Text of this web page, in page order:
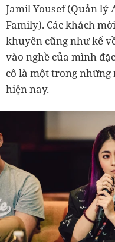
Jamil Yousef (Quản lý
Family). Các khách
khuyên cũng như kể
vào nghề của mình
cô là một trong những
hiện nay.